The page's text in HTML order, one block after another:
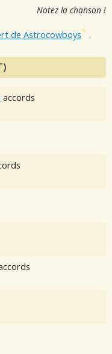
Notez la chanson !
de Astrocowboys .
accords